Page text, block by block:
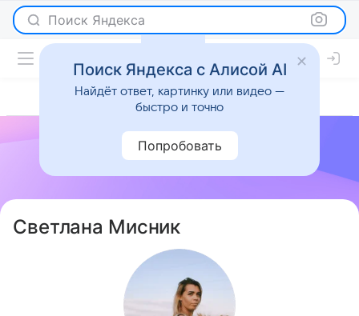
Поиск Яндекса
Светлана Мисник
Поиск Яндекса с Алисой AI
Найдёт ответ, картинку или видео —
быстро и точно
Попробовать